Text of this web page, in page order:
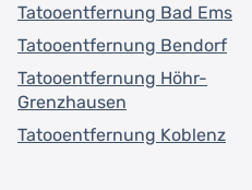
Tatooentfernung Bad Ems
Tatooentfernung Bendorf
Tatooentfernung Höhr-
Grenzhausen
Tatooentfernung Koblenz